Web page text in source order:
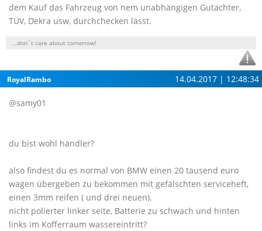
dem Kauf das Fahrzeug von nem unabhängigen Gutachter,
TÜV, Dekra usw, durchchecken lässt.
...don´t care about tomorrow!
RoyalRambo 14.04.2017 | 12:48:34
@samy01
du bist wohl händler?
also findest du es normal von BMW einen 20 tausend euro
wagen übergeben zu bekommen mit gefälschten serviceheft,
einen 3mm reifen ( und drei neuen).
nicht polierter linker seite, Batterie zu schwach und hinten
links im Kofferraum wassereintritt?